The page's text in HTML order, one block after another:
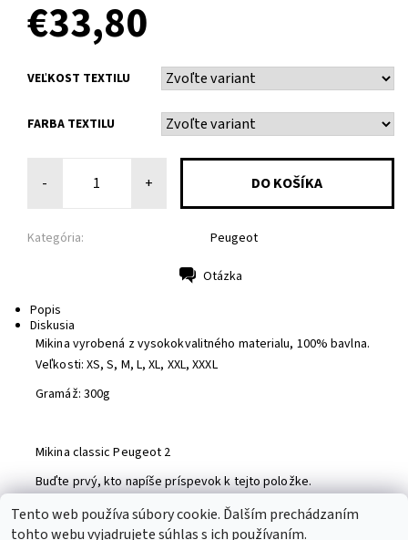
€33,80
VEĽKOST TEXTILU
FARBA TEXTILU
- +
Kategória: Peugeot
Otázka
Popis
Diskusia
Mikina vyrobená z vysokokvalitného materialu, 100% bavlna.
Veľkosti: XS, S, M, L, XL, XXL, XXXL
Gramáž: 300g
Mikina classic Peugeot 2
Buďte prvý, kto napíše príspevok k tejto položke.
Pridať komentár
Tento web používa súbory cookie. Ďalším prechádzaním
tohto webu vyjadrujete súhlas s ich používaním.